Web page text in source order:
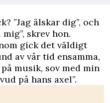
”Jag älskar dig”, och
skrev hon.
gick det väldigt
av vår tid ensamma,
musik, sov med min
på hans axel”.